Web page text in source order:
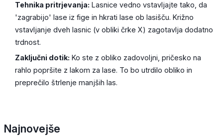
Tehnika pritrjevanja: Lasnice vedno vstavljajte tako, da
'zagrabijo' lase iz fige in hkrati lase ob lasišču. Križno
vstavljanje dveh lasnic (v obliki črke X) zagotavlja dodatno
trdnost.
Zaključni dotik: Ko ste z obliko zadovoljni, pričesko na
rahlo popršite z lakom za lase. To bo utrdilo obliko in
preprečilo štrlenje manjših las.
Najnovejše